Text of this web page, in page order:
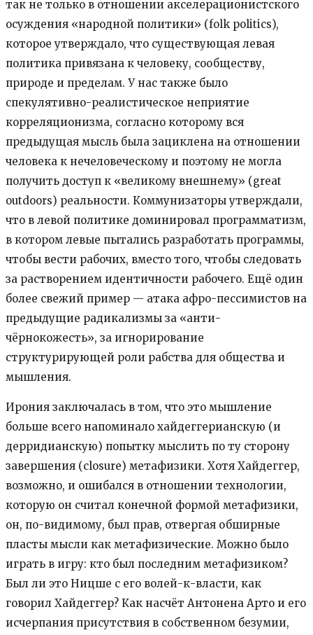
так не только в отношении акселерационистского
осуждения «народной политики» (folk politics),
которое утверждало, что существующая левая
политика привязана к человеку, сообществу,
природе и пределам. У нас также было
спекулятивно-реалистическое неприятие
корреляционизма, согласно которому вся
предыдущая мысль была зациклена на отношении
человека к нечеловеческому и поэтому не могла
получить доступ к «великому внешнему» (great
outdoors) реальности. Коммунизаторы утверждали,
что в левой политике доминировал программатизм,
в котором левые пытались разработать программы,
чтобы вести рабочих, вместо того, чтобы следовать
за растворением идентичности рабочего. Ещё один
более свежий пример — атака афро-пессимистов на
предыдущие радикализмы за «анти-
чёрнокожесть», за игнорирование
структурирующей роли рабства для общества и
мышления.
Ирония заключалась в том, что это мышление
больше всего напоминало хайдеггерианскую (и
дерридианскую) попытку мыслить по ту сторону
завершения (closure) метафизики. Хотя Хайдеггер,
возможно, и ошибался в отношении технологии,
которую он считал конечной формой метафизики,
он, по-видимому, был прав, отвергая обширные
пласты мысли как метафизические. Можно было
играть в игру: кто был последним метафизиком?
Был ли это Ницше с его волей-к-власти, как
говорил Хайдеггер? Как насчёт Антонена Арто и его
исчерпания присутствия в собственном безумии,